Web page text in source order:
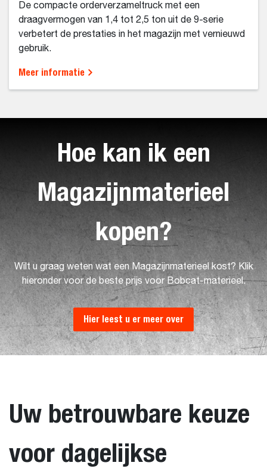
De compacte orderverzameltruck met een
draagvermogen van 1,4 tot 2,5 ton uit de 9-serie
verbetert de prestaties in het magazijn met vernieuwd
gebruik.
Meer informatie
Hoe kan ik een
Magazijnmaterieel
kopen?
Wilt u graag weten wat een Magazijnmaterieel kost? Klik
hieronder voor de beste prijs voor Bobcat-materieel.
Hier leest u er meer over
Uw betrouwbare keuze
voor dagelijkse